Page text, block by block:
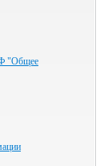
"Общее